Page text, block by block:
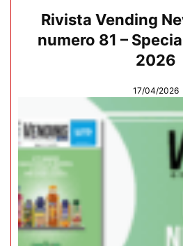
Rivista Vending
numero 81 –
2026
17/04/2026